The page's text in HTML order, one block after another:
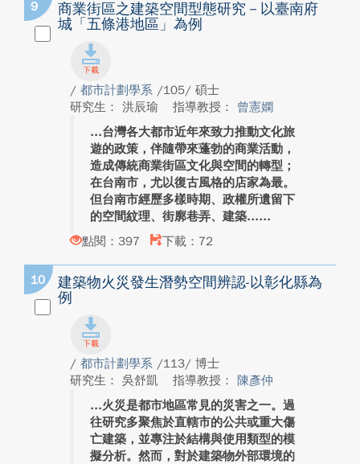
9
商業街區之建築空間型態研究－以臺南府
城「五條港地區」為例
/ 都市計劃學系 /105/ 碩士
研究生： 洪辰瑜
指導教授： 曾憲嫻
台灣各大都市近年來致力推動文化旅
遊的政策，伴隨帶來蓬勃的商業活動，
造成傳統商業街區文化與空間的轉型；
在台南市，尤以復古風格的店家為最。
但台南市經歷多樣時期、政權所遺留下
的空間紋理、街廓巷弄、建築...
點閱：397
下載：72
10
建築物火災發生潛勢空間辨認-以彰化縣為
例
/ 都市計劃學系 /113/ 博士
研究生： 吳舒凱
指導教授： 陳彥仲
火災是都市地區常見的災害之一。過
往研究多聚焦於直轄市的公共或重大傷
亡建築，並專注於結構與使用類型的模
擬分析。然而，對於建築物外部環境的